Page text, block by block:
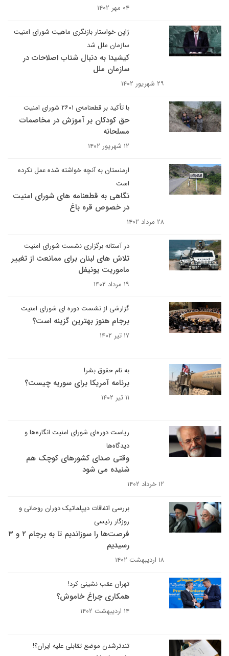
۰۴ مهر ۱۴۰۲
ژاپن خواستار بازنگری ماهیت شورای امنیت
سازمان ملل شد
کیشیدا به دنبال شتاب اصلاحات در
سازمان ملل
۲۹ شهریور ۱۴۰۲
با تأکید بر قطعنامه‌ی ۲۶۰۱ شورای امنیت
حق کودکان ‌بر آموزش در مخاصمات
مسلحانه
۱۲ شهریور ۱۴۰۲
ارمنستان به آنچه خواشته شده عمل نکرده
است
نگاهی به قطعنامه های شورای امنیت
در خصوص قره باغ
۲۸ مرداد ۱۴۰۲
در آستانه برگزاری نشست شورای امنیت
تلاش های لبنان برای ممانعت از تغییر
ماموریت یونیفل
۱۹ مرداد ۱۴۰۲
گزارشی از نشست دوره ای شورای امنیت
برجام هنوز بهترین گزینه است؟
۱۷ تیر ۱۴۰۲
به نام حقوق بشر!
برنامه آمریکا برای سوریه چیست؟
۱۱ تیر ۱۴۰۲
ریاست دوره‌ای شورای امنیت انگاره‌ها و
دیدگاه‌ها
وقتی صدای کشورهای کوچک هم
شنیده می شود
۱۲ خرداد ۱۴۰۲
بررسی اتفاقات دیپلماتیک دوران روحانی و
روزگار رئیسی
فرصت‌ها را سوزاندیم تا به برجام ۲ و ۳
رسیدیم
۱۸ اردیبهشت ۱۴۰۲
تهران عقب نشینی کرد!
همکاری چراغ خاموش؟
۱۴ اردیبهشت ۱۴۰۲
تندترشدن موضع تقابلی علیه ایران؟!